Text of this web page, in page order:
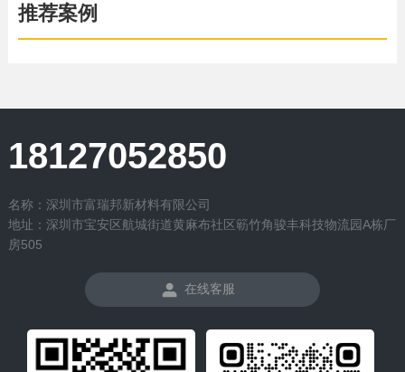
推荐案例
18127052850
名称：深圳市富瑞邦新材料有限公司
地址：深圳市宝安区航城街道黄麻布社区簕竹角骏丰科技物流园A栋厂
房505
在线客服